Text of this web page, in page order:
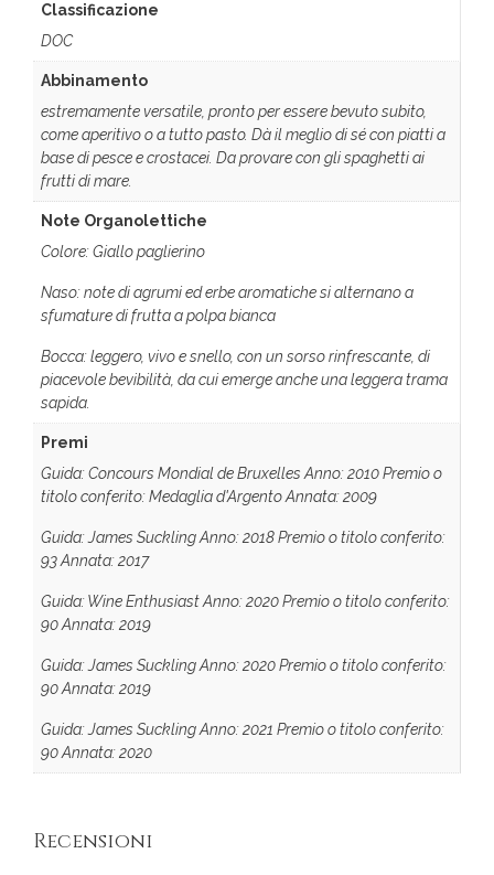
Classificazione
DOC
Abbinamento
estremamente versatile, pronto per essere bevuto subito,
come aperitivo o a tutto pasto. Dà il meglio di sé con piatti a
base di pesce e crostacei. Da provare con gli spaghetti ai
frutti di mare.
Note Organolettiche
Colore: Giallo paglierino
Naso: note di agrumi ed erbe aromatiche si alternano a
sfumature di frutta a polpa bianca
Bocca: leggero, vivo e snello, con un sorso rinfrescante, di
piacevole bevibilità, da cui emerge anche una leggera trama
sapida.
Premi
Guida: Concours Mondial de Bruxelles Anno: 2010 Premio o
titolo conferito: Medaglia d'Argento Annata: 2009
Guida: James Suckling Anno: 2018 Premio o titolo conferito:
93 Annata: 2017
Guida: Wine Enthusiast Anno: 2020 Premio o titolo conferito:
90 Annata: 2019
Guida: James Suckling Anno: 2020 Premio o titolo conferito:
90 Annata: 2019
Guida: James Suckling Anno: 2021 Premio o titolo conferito:
90 Annata: 2020
Recensioni